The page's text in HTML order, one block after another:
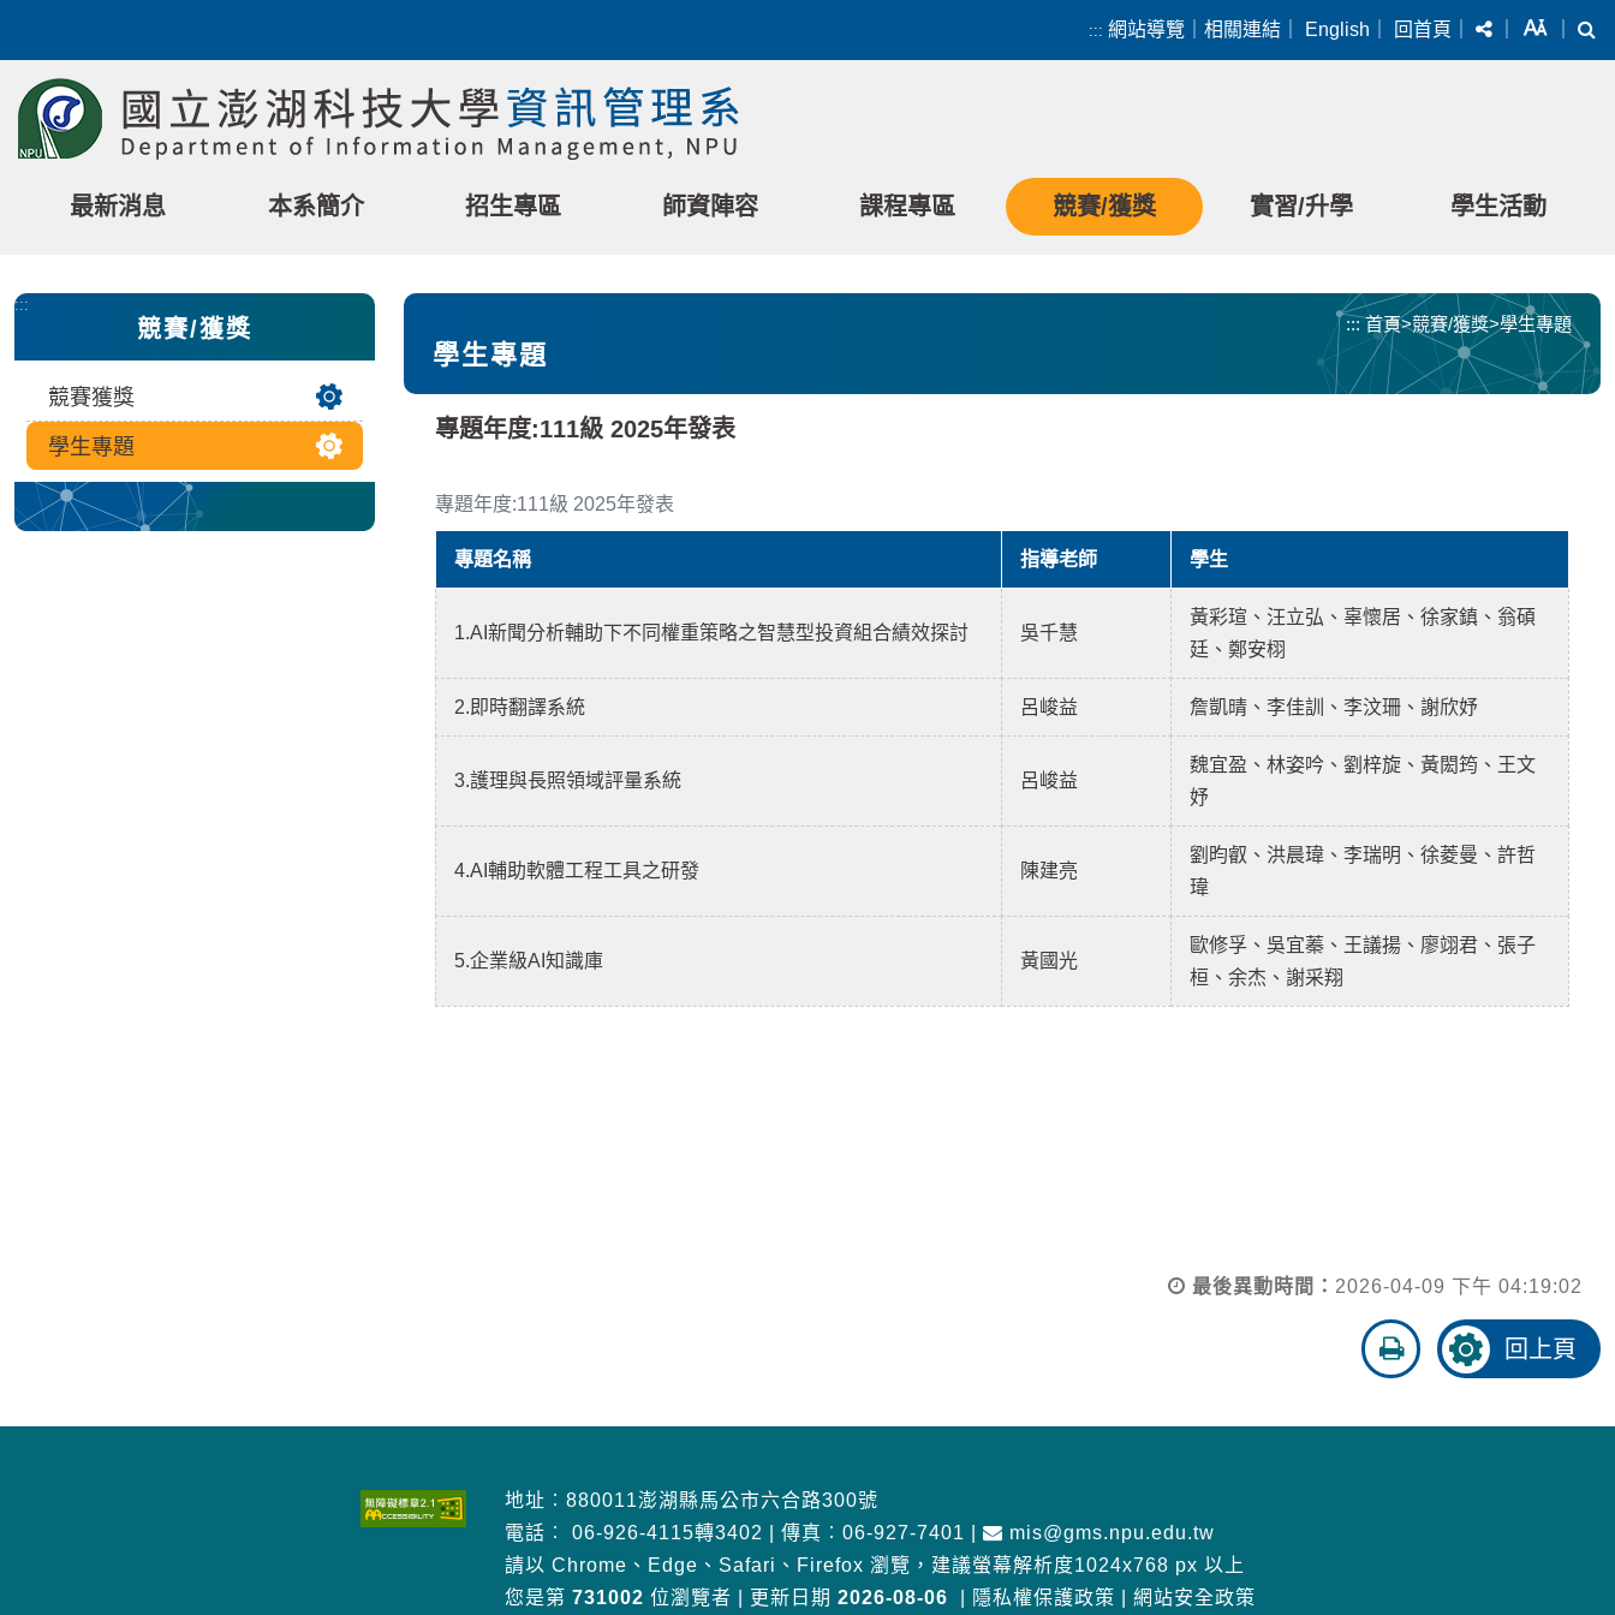
::: 網站導覽 相關連結 English 回首頁 分享 字級
最新消息 本系簡介 招生專區 師資陣容 課程專區 競賽/獲獎 實習/升學 學生活動
:::
競賽/獲獎
競賽獲獎
學生專題
::: 首頁>競賽/獲獎>學生專題
學生專題
專題年度:111級 2025年發表
專題年度:111級 2025年發表
專題名稱 指導老師 學生
1.AI新聞分析輔助下不同權重策略之智慧型投資組合績效探討 吳千慧
黃彩瑄、汪立弘、辜懷居、徐家鎮、翁碩
廷、鄭安栩
2.即時翻譯系統 呂峻益 詹凱晴、李佳訓、李汶珊、謝欣妤
3.護理與長照領域評量系統 呂峻益
魏宜盈、林姿吟、劉梓旋、黃閎筠、王文
妤
4.AI輔助軟體工程工具之研發 陳建亮
劉昀叡、洪晨瑋、李瑞明、徐菱曼、許哲
瑋
5.企業級AI知識庫 黃國光
歐修孚、吳宜蓁、王議揚、廖翊君、張子
桓、余杰、謝采翔
最後異動時間： 2026-04-09 下午 04:19:02
友
善
印
回上頁
地址︰880011澎湖縣馬公市六合路300號
電話︰ 06-926-4115轉3402 傳真︰06-927-7401
mis@gms.npu.edu.tw
請以 Chrome、Edge、Safari、Firefox 瀏覽 ， 建議螢幕解析度1024x768 px 以上
您是第 731002 位瀏覽者 更新日期 2026-08-06 隱私權保護政策 網站安全政策